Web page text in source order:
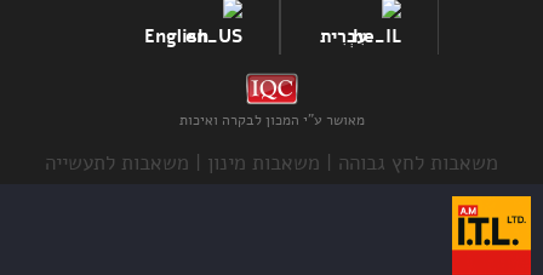
עִבְרִית English
מאושר ע"י המכון לבקרה ואיכות
משאבות לחץ גבוהה | משאבות מינון | משאבות לתעשייה